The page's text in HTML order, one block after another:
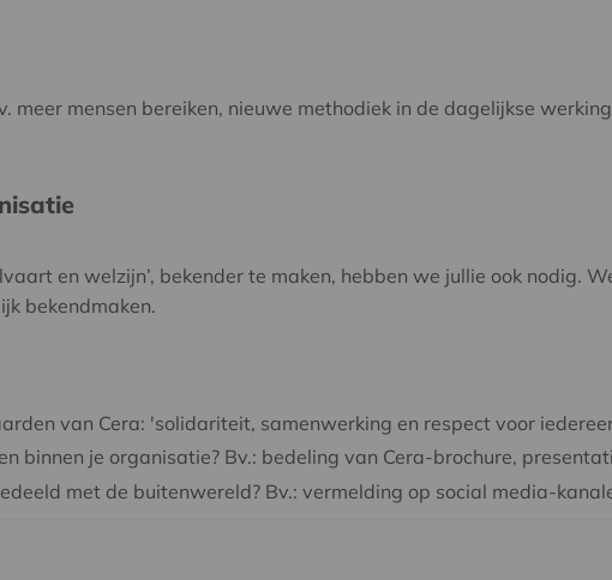
mensen bereiken, nieuwe methodiek in de dagelijkse
en welzijn’, bekender te maken, hebben we jullie ook nodig.
bekendmaken.
van Cera: 'solidariteit, samenwerking en respect voor
binnen je organisatie? Bv.: bedeling van Cera-brochure,
met de buitenwereld? Bv.: vermelding op social media-